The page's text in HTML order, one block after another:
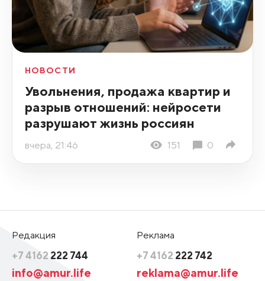
НОВОСТИ
Увольнения, продажа квартир и
разрыв отношений: нейросети
разрушают жизнь россиян
вчера, 21:46 151 0
Редакция
+7 4162 222 744
info@amur.life
Реклама
+7 4162 222 742
reklama@amur.life